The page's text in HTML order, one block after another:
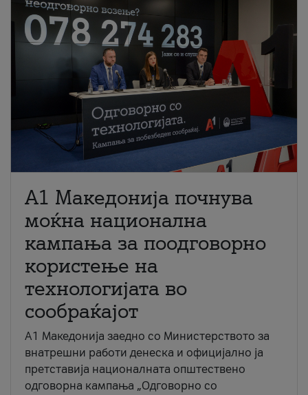
A1 Македонија почнува
моќна национална
кампања за поодговорно
користење на
технологијата во
сообраќајот
A1 Македонија заедно со Министерството за
внатрешни работи денеска и официјално ја
претставија националната општествено
одговорна кампања „Одговорно со